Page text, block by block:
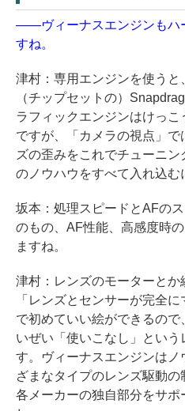
――ヴィーナスエンジンもハ
すね。
津村：専用エンジンを使うと
（チップセットの）
ラフィックエンジンはけっ
ですが、「カメラの視点」
ズの歪みをこれでチューニ
のノウハウをすべて入れ込む
坂本：処理スピードとAFの
のもの、AF性能、高感度時
ますね。
津村：レンズのモーターとか
「レンズとセンサーが完全
で初めていい絵ができるの
いぜい「使いこなし」という
す。ヴィーナスエンジンはノ
ざまなタイプのレンズ駆動
各メーカーの独自部分をサポ